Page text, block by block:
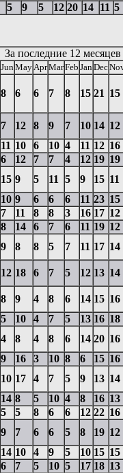
5 9 5 12 20 14 11 5
За последние 12 месяцев
Jun May AprMarFeb Jan Dec
8 6 6 7 8 15 21 15
7 12 8 9 7 10 14 12
11 10 6 10 4 11 12 16
6 12 7 7 4 12 19 19
15 9 5 11 5 9 15 11
10 9 6 6 6 11 23 15
7 11 8 8 3 16 17 12
8 14 6 7 6 11 19 12
9 8 8 5 7 11 17 14
12 18 6 7 5 12 13 14
8 9 4 8 6 14 15 16
5 10 4 7 5 13 16 18
4 8 4 8 6 14 20 16
9 16 3 10 8 6 15 16
10 17 4 7 5 9 13 14
14 8 5 10 4 8 16 13
5 5 8 6 6 12 22 16
9 7 6 6 5 8 19 12
14 10 4 9 5 10 15 15
6 7 5 10 5 17 18 13